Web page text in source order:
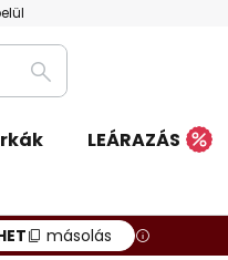
Keresés
LEÁRAZÁS
másolás